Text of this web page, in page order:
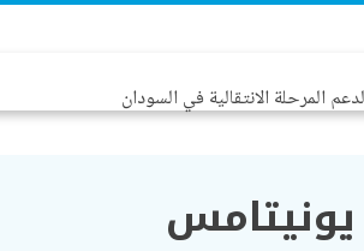
المرحلة الانتقالية في السودان